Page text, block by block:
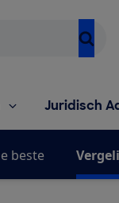
Juridisch
beste